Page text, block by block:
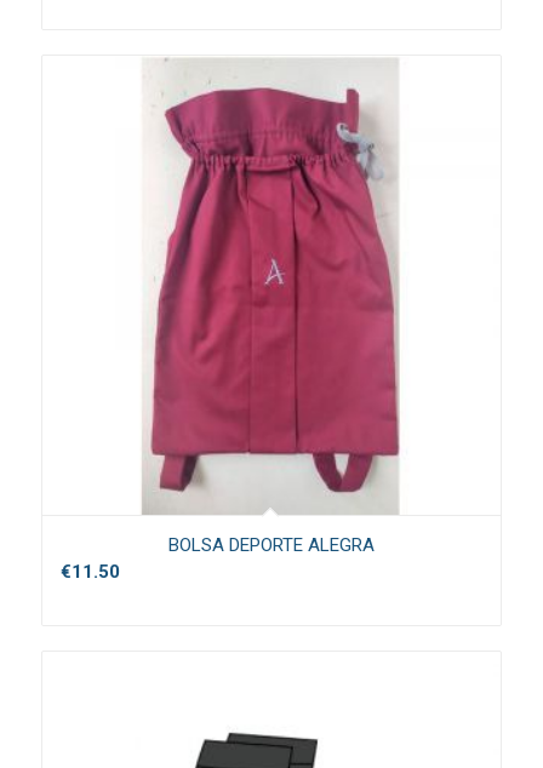
BOLSA DEPORTE ALEGRA
€11.50